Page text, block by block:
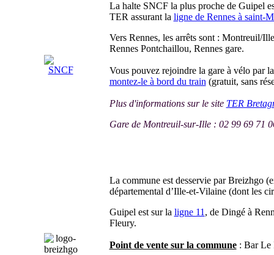
La halte SNCF la plus proche de Guipel
TER assurant la ligne de Rennes à saint-
Vers Rennes, les arrêts sont : Montreuil/
Rennes Pontchaillou, Rennes gare.
Vous pouvez rejoindre la gare à vélo par
montez-le à bord du train (gratuit, sans
Plus d'informations sur le site TER
Gare de Montreuil-sur-Ille : 02 99 69 71
La commune est desservie par Breizhgo
départemental d’Ille-et-Vilaine (dont les
Guipel est sur la ligne 11 , de Dingé à
Fleury.
Point de vente sur la commune: Bar Le